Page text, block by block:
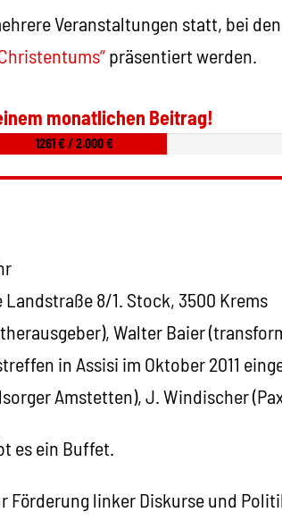
Veranstaltungen statt, bei
präsentiert werden.
monatlichen Beitrag!
1261 € / 2.000 €
Landstraße 8/1. Stock, 3500 Krems
Walter Baier
in Assisi im Oktober 2011
Amstetten), J. Windischer
es ein Buffet.
Förderung linker Diskurse und